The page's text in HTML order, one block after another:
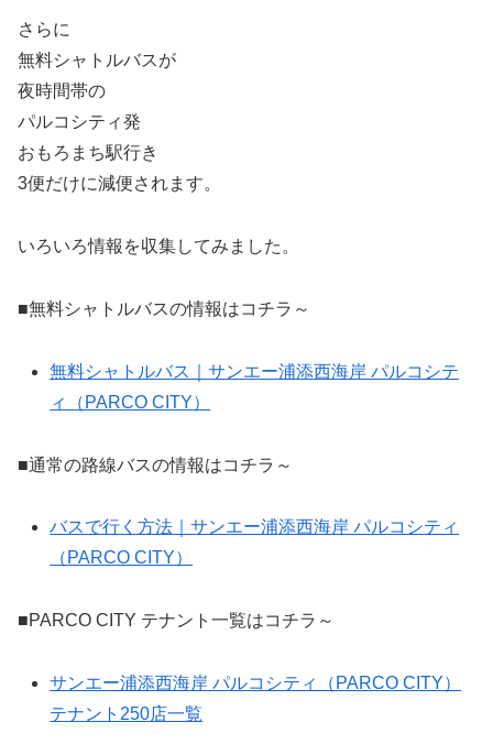
さらに
無料シャトルバスが
夜時間帯の
パルコシティ発
おもろまち駅行き
3便だけに減便されます。
いろいろ情報を収集してみました。
■無料シャトルバスの情報はコチラ～
無料シャトルバス｜サンエー浦添西海岸 パルコシテ
ィ（PARCO CITY）
■通常の路線バスの情報はコチラ～
バスで行く方法｜サンエー浦添西海岸 パルコシティ
（PARCO CITY）
■PARCO CITY テナント一覧はコチラ～
サンエー浦添西海岸 パルコシティ（PARCO CITY）
テナント250店一覧